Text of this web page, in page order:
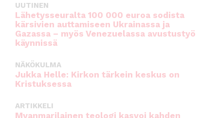
UUTINEN
Lähetysseuralta 100 000 euroa sodista
kärsivien auttamiseen Ukrainassa ja
Gazassa – myös Venezuelassa avustustyö
käynnissä
NÄKÖKULMA
Jukka Helle: Kirkon tärkein keskus on
Kristuksessa
ARTIKKELI
Myanmarilainen teologi kasvoi kahden